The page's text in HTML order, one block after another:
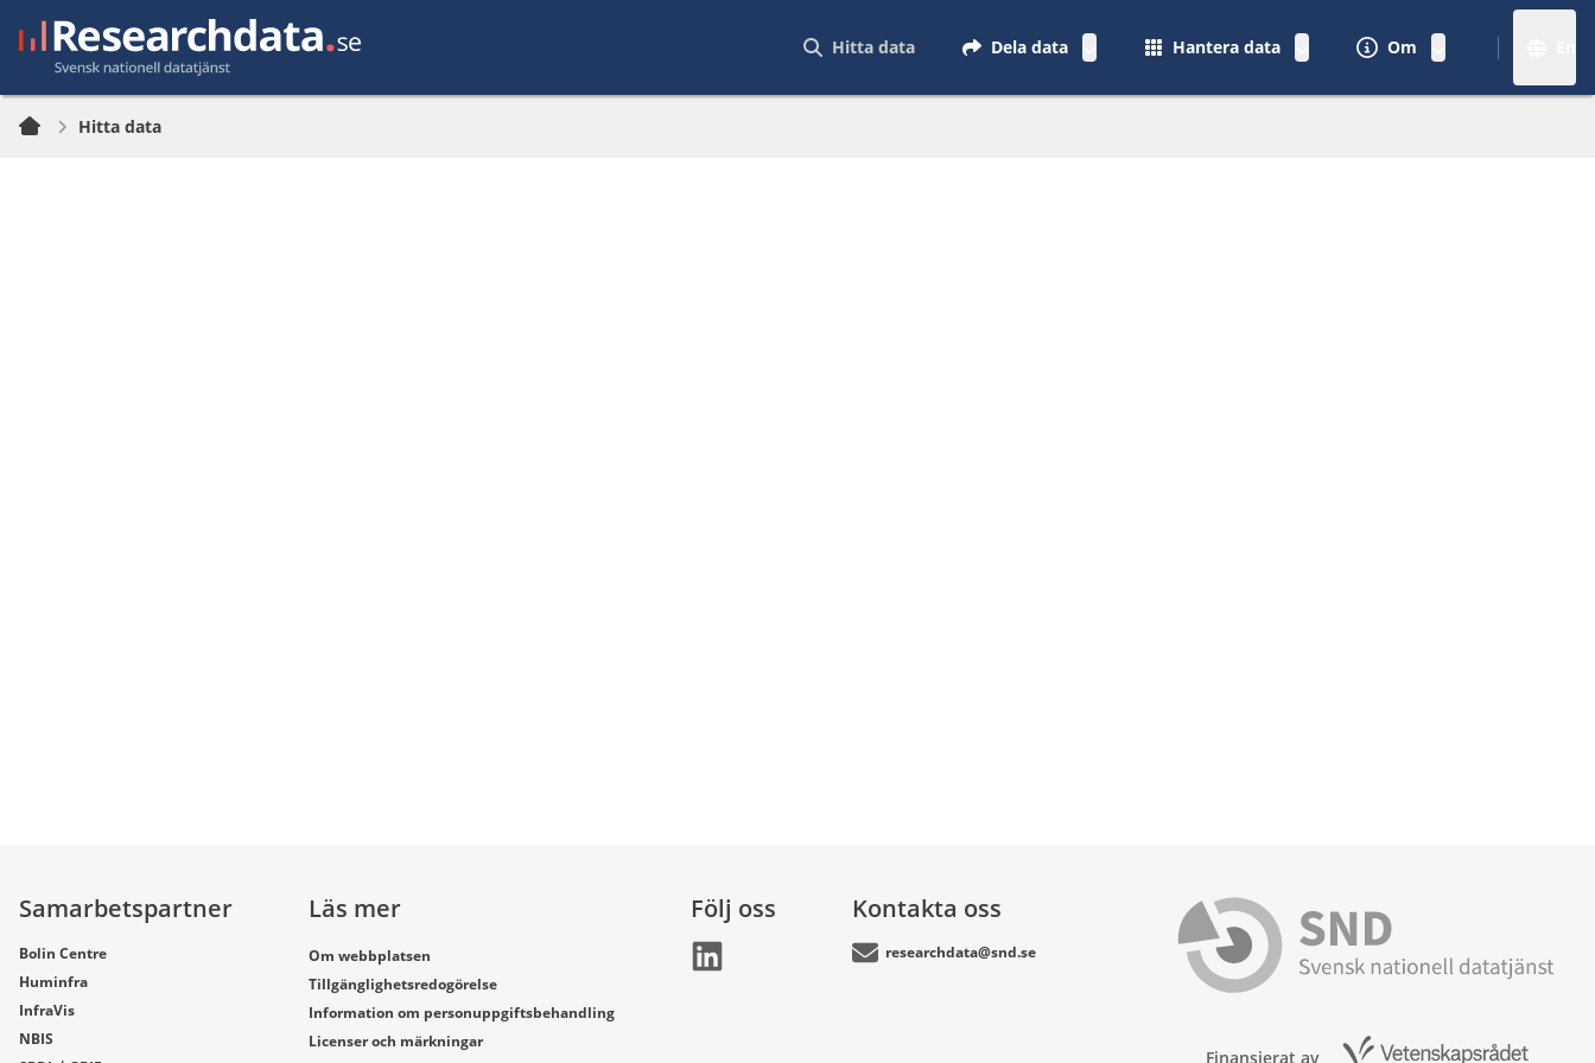
Hitta data Dela data Hantera data Om
Hitta data
Samarbetspartner
Bolin Centre
Huminfra
InfraVis
NBIS
Läs mer
Om webbplatsen
Tillgänglighetsredogörelse
Information om personuppgiftsbehandling
Licenser och märkningar
Följ oss Kontakta oss
researchdata@snd.se
Finansierat av